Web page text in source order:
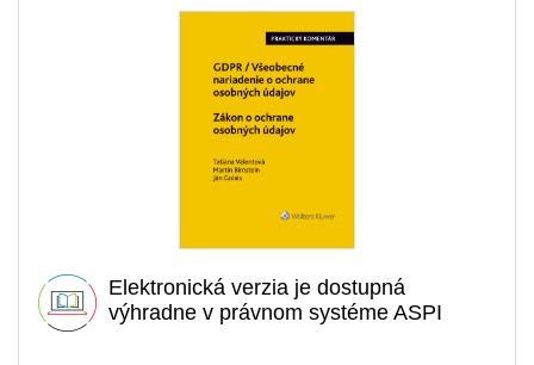
Elektronická verzia je dostupná
výhradne v právnom systéme ASPI